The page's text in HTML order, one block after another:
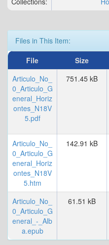
Files in This Item:
File
Size
Articulo_No_
0_Articulo_G
eneral_Horiz
ontes_N18V
5.pdf
751.45 kB
Articulo_No_
0_Articulo_G
eneral_Horiz
ontes_N18V
5.htm
142.91 kB
Articulo_No_
0_Articulo_G
eneral_-_Alb
a.epub
61.51 kB